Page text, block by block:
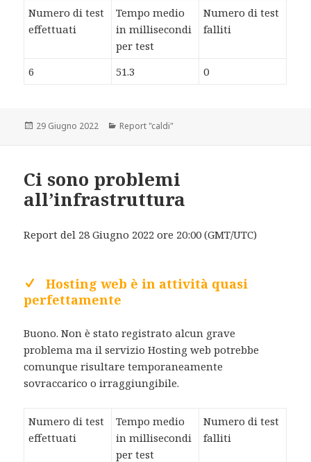
Numero di test
effettuati
Tempo medio
in millisecondi
per test
Numero di test
falliti
6 51.3 0
Scritto
29 Giugno 2022 Categorie
Report "caldi"
Ci sono problemi
all’infrastruttura
Report del 28 Giugno 2022 ore 20:00 (GMT/UTC)
Hosting web è in attività quasi
perfettamente
Buono. Non è stato registrato alcun grave
problema ma il servizio Hosting web potrebbe
comunque risultare temporaneamente
sovraccarico o irraggiungibile.
Numero di test
effettuati
Tempo medio
in millisecondi
per test
Numero di test
falliti